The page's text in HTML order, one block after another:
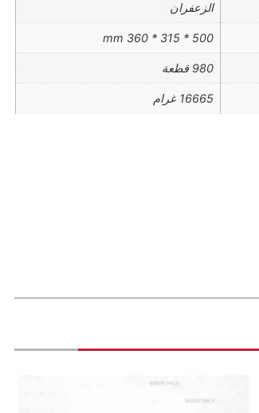
الزعفران
500 * 315 * 360 mm
980 قطعة
16665 غرام